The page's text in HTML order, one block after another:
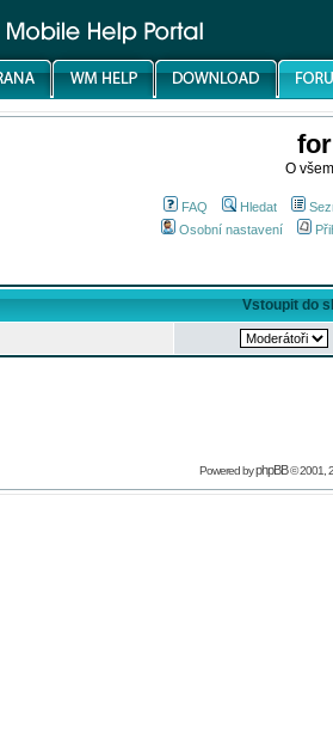
O
FAQ Hledat
Osobní nastavení
Vstoupit do
Powered byphpBB© 2001,